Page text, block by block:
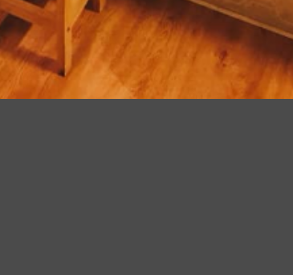
nếu bạn được ở trong một môi trường trong lành, hòa
gian sân vườn lãng mạn, yên tĩnh , với 1 nhóm các bạn
kỳ nghỉ của bạn ở Đà Lạt là đáng nhớ và một cái gì đó